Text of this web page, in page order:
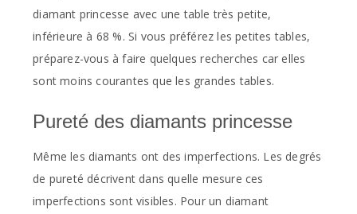
diamant princesse avec une table très petite,
inférieure à 68 %. Si vous préférez les petites tables,
préparez-vous à faire quelques recherches car elles
sont moins courantes que les grandes tables.
Pureté des diamants princesse
Même les diamants ont des imperfections. Les degrés
de pureté décrivent dans quelle mesure ces
imperfections sont visibles. Pour un diamant